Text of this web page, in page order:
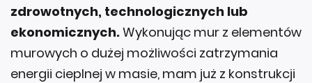
zdrowotnych, technologicznych lub
ekonomicznych.Wykonując mur z elementów
murowych o dużej możliwości zatrzymania
energii cieplnej w masie, mam już z konstrukcji